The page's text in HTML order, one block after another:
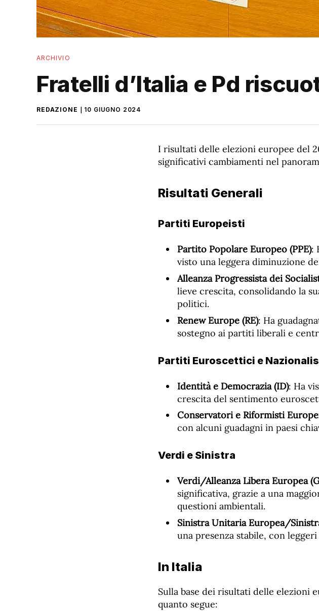
ARCHIVIO
Fratelli d’Italia e Pd
REDAZIONE 10 GIUGNO 2024
I risultati delle elezioni europee del
significativi cambiamenti nel
Risultati Generali
Partiti Europeisti
Partito Popolare Europeo (PPE):
visto una leggera diminuzione
Alleanza Progressista dei
lieve crescita, consolidando la
politici.
Renew Europe (RE): Ha
sostegno ai partiti liberali e
Partiti Euroscettici e
Identità e Democrazia (ID): Ha
crescita del sentimento
Conservatori e Riformisti
con alcuni guadagni in paesi
Verdi e Sinistra
Verdi/Alleanza Libera Europea
significativa, grazie a una
questioni ambientali.
Sinistra Unitaria Europea/
una presenza stabile, con
In Italia
Sulla base dei risultati delle elezioni
quanto segue: